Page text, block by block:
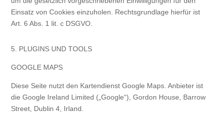
Einsatz von Cookies einzuholen. Rechtsgrundlage hierfür ist
Art. 6 Abs. 1 lit. c DSGVO.
5. PLUGINS UND TOOLS
GOOGLE MAPS
Diese Seite nutzt den Kartendienst Google Maps. Anbieter ist
die Google Ireland Limited („Google“), Gordon House, Barrow
Street, Dublin 4, Irland.